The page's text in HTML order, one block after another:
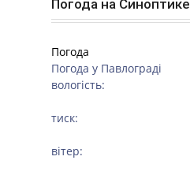
Погода на Синоптике
Погода
Погода у Павлограді
вологість:
тиск:
вітер: